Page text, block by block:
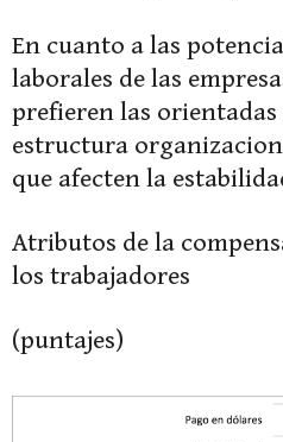
En cuanto a las
laborales de las
prefieren las
estructura
que afecten la
Atributos de la
los trabajadores
(puntajes)